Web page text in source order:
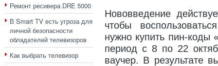
Ремонт ресивера DRE 5000
В Smart TV есть угроза для
личной безопасности
обладателей телевизоров
Как выбрать телевизор
Нововведение
чтобы
нужно купить пин-коды
период с 8 по 22
ваучер. В результате